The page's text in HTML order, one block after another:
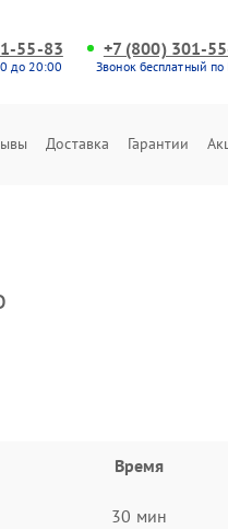
55-83
до 20:00
+7 (800) 301-
Звонок бесплатный
Доставка Гарантии
Время
30 мин